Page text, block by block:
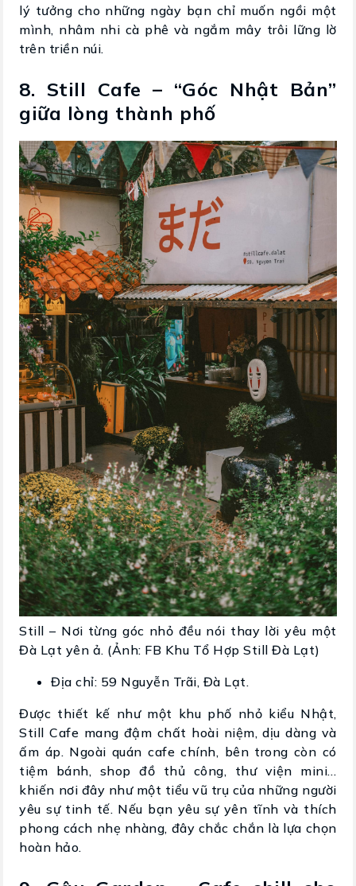
lý tưởng cho những ngày bạn chỉ muốn ngồi một
mình, nhâm nhi cà phê và ngắm mây trôi lững lờ
trên triền núi.
8. Still Cafe – “Góc Nhật Bản”
giữa lòng thành phố
Still – Nơi từng góc nhỏ đều nói thay lời yêu một
Đà Lạt yên ả. (Ảnh: FB Khu Tổ Hợp Still Đà Lạt)
Địa chỉ: 59 Nguyễn Trãi, Đà Lạt.
Được thiết kế như một khu phố nhỏ kiểu Nhật,
Still Cafe mang đậm chất hoài niệm, dịu dàng và
ấm áp. Ngoài quán cafe chính, bên trong còn có
tiệm bánh, shop đồ thủ công, thư viện mini…
khiến nơi đây như một tiểu vũ trụ của những người
yêu sự tinh tế. Nếu bạn yêu sự yên tĩnh và thích
phong cách nhẹ nhàng, đây chắc chắn là lựa chọn
hoàn hảo.